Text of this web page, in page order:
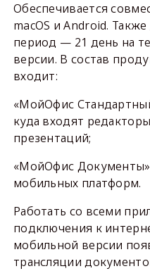
Обеспечивается
macOS и Android.
период — 21 день на
версии. В состав
входит:
«МойОфис
куда входят
презентаций;
«МойОфис
мобильных платформ.
Работать со всеми
подключения к
мобильной версии
трансляции